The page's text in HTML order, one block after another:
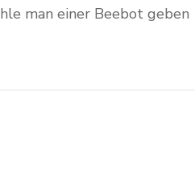
man einer Beebot geben